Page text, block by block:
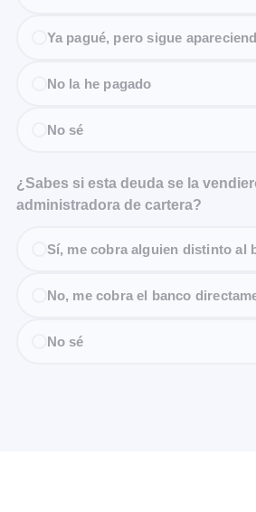
Ya pagué, pero sigue
No la he pagado
No sé
¿Sabes si esta deuda se la
administradora de cartera?
Sí, me cobra alguien distinto al
No, me cobra el banco
No sé